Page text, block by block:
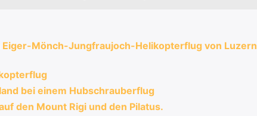
Mönch-Jungfraujoch-Helikopterflug von Luzern
bei einem Hubschrauberflug
den Mount Rigi und den Pilatus.